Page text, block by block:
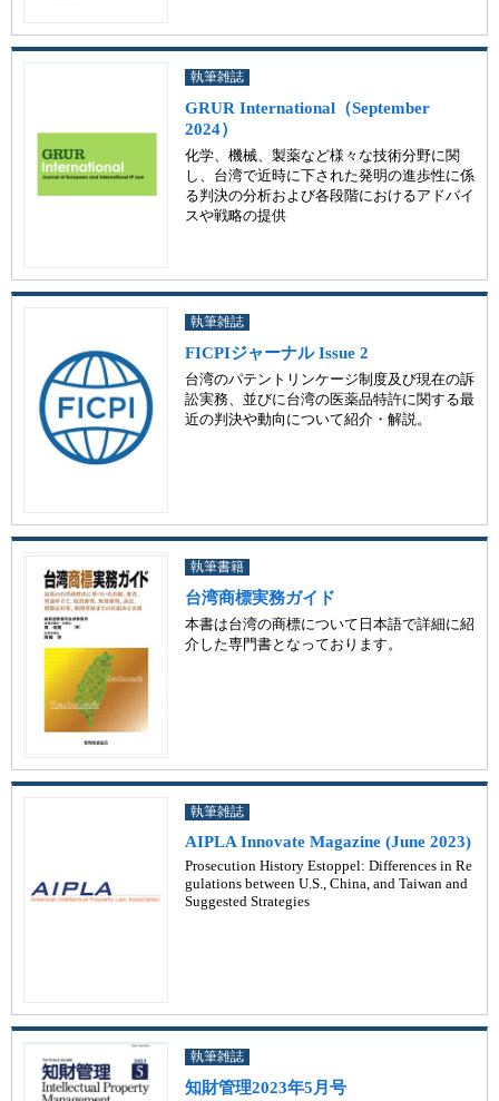
執筆雑誌
GRUR International（September
2024）
化学、機械、製薬など様々な技術分野に関
し、台湾で近時に下された発明の進歩性に係
る判決の分析および各段階におけるアドバイ
スや戦略の提供
執筆雑誌
FICPIジャーナル Issue 2
台湾のパテントリンケージ制度及び現在の訴
訟実務、並びに台湾の医薬品特許に関する最
近の判決や動向について紹介・解説。
執筆書籍
台湾商標実務ガイド
本書は台湾の商標について日本語で詳細に紹
介した専門書となっております。
執筆雑誌
AIPLA Innovate Magazine (June 2023)
Prosecution History Estoppel: Differences in Re
gulations between U.S., China, and Taiwan and
Suggested Strategies
執筆雑誌
知財管理2023年5月号